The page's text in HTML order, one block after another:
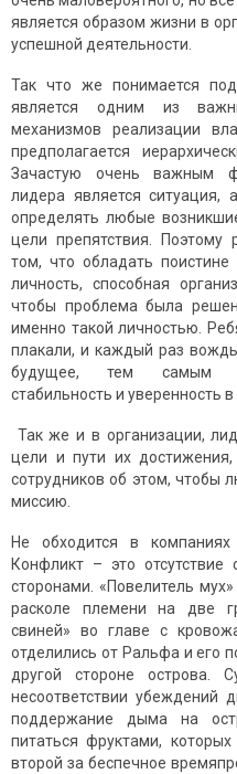
является образом жизни в
успешной деятельности.
Так что же понимается
является одним из
механизмов реализации
предполагается
Зачастую очень важным
лидера является ситуация,
определять любые
цели препятствия.
том, что обладать
личность, способная
чтобы проблема была
именно такой личностью.
плакали, и каждый раз
будущее, тем самым
стабильность и уверенность
Так же и в организации,
цели и пути их
сотрудников об этом, чтобы
миссию.
Не обходится в
Конфликт – это
сторонами. «Повелитель
расколе племени на две
свиней» во главе с
отделились от Ральфа и его
другой стороне острова.
несоответствии убеждений
поддержание дыма на
питаться фруктами,
второй за беспечное